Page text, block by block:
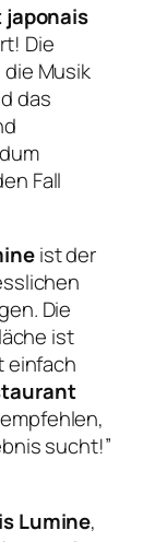
Die
Musik
das
Fall
ist der
Die
ist
einfach
sucht!”
Lumine,